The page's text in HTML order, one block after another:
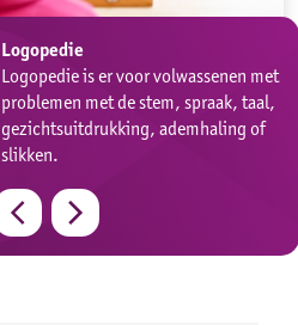
Logopedie
Logopedie is er voor volwassenen met
problemen met de stem, spraak, taal,
gezichtsuitdrukking, ademhaling of
slikken.
Previous
Next